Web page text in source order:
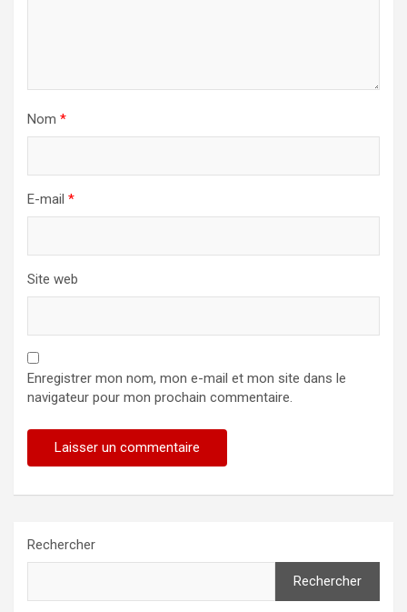
Nom *
E-mail *
Site web
Enregistrer mon nom, mon e-mail et mon site dans le
navigateur pour mon prochain commentaire.
Rechercher
Rechercher